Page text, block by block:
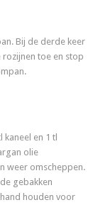
Bij de derde keer
toe en stop
en 1 tl
olie
weer omscheppen.
gebakken
houden voor